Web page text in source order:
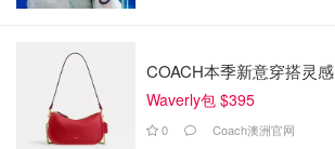
COACH本季新意穿搭灵感
Waverly包 $395
0 Coach澳洲官网